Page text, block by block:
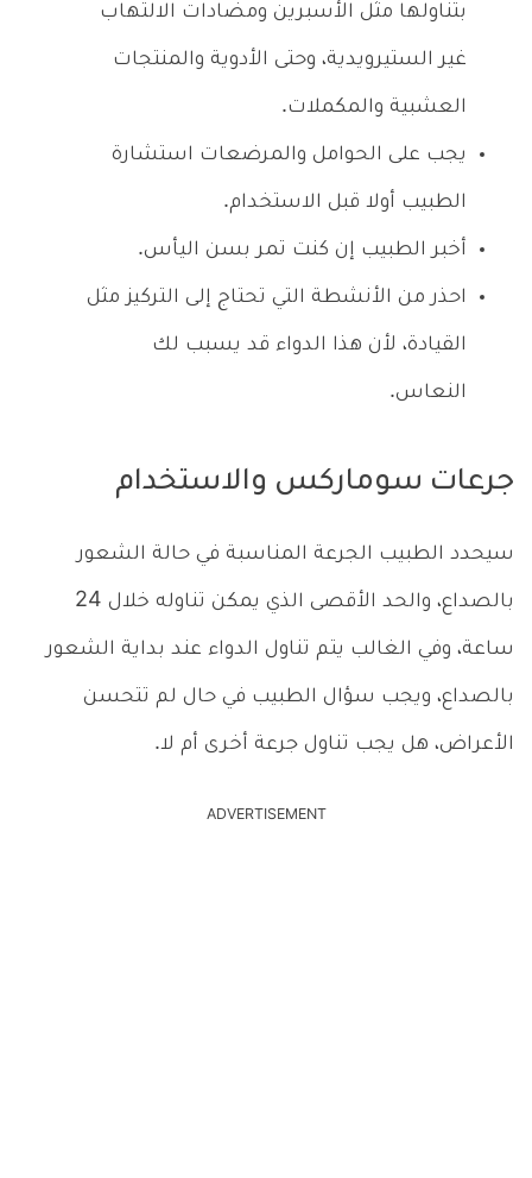
بتناولها مثل الأسبرين ومضادات الالتهاب
غير الستيرويدية، وحتى الأدوية والمنتجات
العشبية والمكملات.
يجب على الحوامل والمرضعات استشارة
الطبيب أولا قبل الاستخدام.
أخبر الطبيب إن كنت تمر بسن اليأس.
احذر من الأنشطة التي تحتاج إلى التركيز مثل
القيادة، لأن هذا الدواء قد يسبب لك
النعاس.
جرعات سوماركس والاستخدام
سيحدد الطبيب الجرعة المناسبة في حالة الشعور
بالصداع، والحد الأقصى الذي يمكن تناوله خلال 24
ساعة، وفي الغالب يتم تناول الدواء عند بداية الشعور
بالصداع، ويجب سؤال الطبيب في حال لم تتحسن
الأعراض، هل يجب تناول جرعة أخرى أم لا.
ADVERTISEMENT